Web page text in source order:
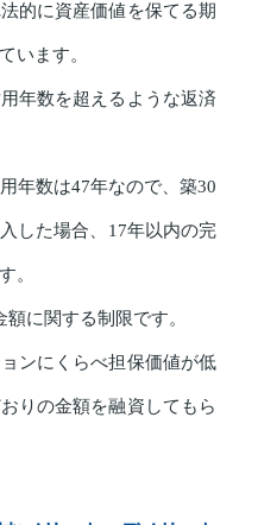
的に資産価値を保てる期
います。
年数を超えるような返済
年数は47年なので、築30
した場合、17年以内の完
。
に関する制限です。
ンにくらべ担保価値が低
りの金額を融資してもら